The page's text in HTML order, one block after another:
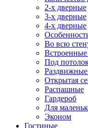
2-х дверные
3-х дверные
4-х дверные
Во всю
Под
Открытая
Распашные
Гардероб
Для
Эконом
Гостиные